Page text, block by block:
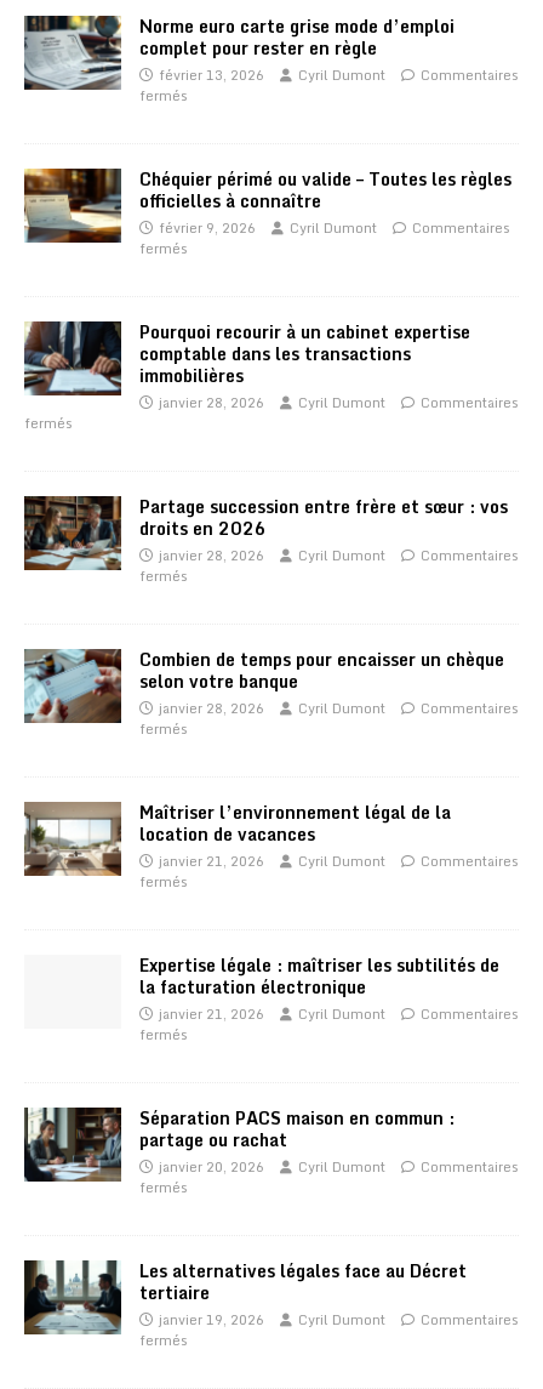
Norme euro carte grise mode d’emploi
complet pour rester en règle
février 13, 2026 Cyril Dumont
Commentaires
fermés
Chéquier périmé ou valide – Toutes les règles
officielles à connaître
février 9, 2026 Cyril Dumont
Commentaires
fermés
Pourquoi recourir à un cabinet expertise
comptable dans les transactions
immobilières
janvier 28, 2026 Cyril Dumont
Commentaires
fermés
Partage succession entre frère et sœur : vos
droits en 2026
janvier 28, 2026 Cyril Dumont
Commentaires
fermés
Combien de temps pour encaisser un chèque
selon votre banque
janvier 28, 2026 Cyril Dumont
Commentaires
fermés
Maîtriser l’environnement légal de la
location de vacances
janvier 21, 2026 Cyril Dumont
Commentaires
fermés
Expertise légale : maîtriser les subtilités de
la facturation électronique
janvier 21, 2026 Cyril Dumont
Commentaires
fermés
Séparation PACS maison en commun :
partage ou rachat
janvier 20, 2026 Cyril Dumont
Commentaires
fermés
Les alternatives légales face au Décret
tertiaire
janvier 19, 2026 Cyril Dumont
Commentaires
fermés